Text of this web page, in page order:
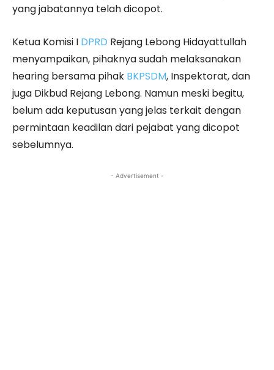
yang jabatannya telah dicopot.
Ketua Komisi I DPRD Rejang Lebong Hidayattullah
menyampaikan, pihaknya sudah melaksanakan
hearing bersama pihak BKPSDM, Inspektorat, dan
juga Dikbud Rejang Lebong. Namun meski begitu,
belum ada keputusan yang jelas terkait dengan
permintaan keadilan dari pejabat yang dicopot
sebelumnya.
- Advertisement -